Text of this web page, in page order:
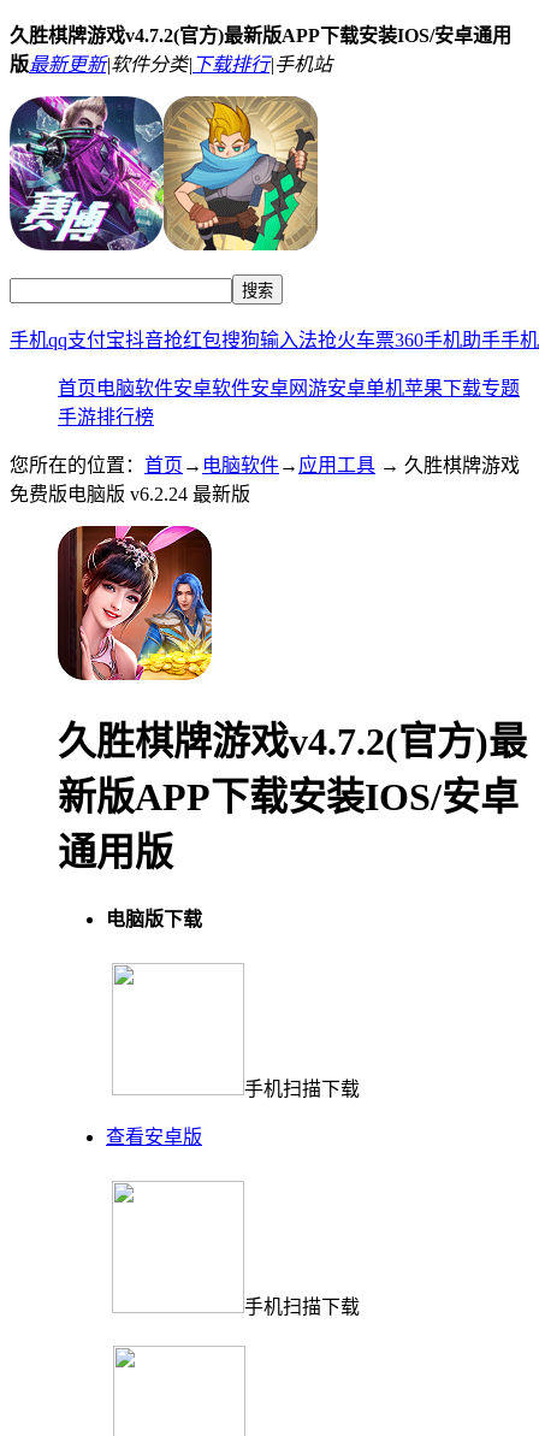
久胜棋牌游戏v4.7.2(官方)最新版APP下载安装IOS/安卓通用
版最新更新|软件分类| 下载排行|手机站
手机qq支付宝抖音抢红包搜狗输入法抢火车票360手机助手手
首页电脑软件安卓软件安卓网游安卓单机苹果下载专题
手游排行榜
您所在的位置： 首页 → 电脑软件→ 应用工具 → 久胜棋牌游戏
免费版电脑版 v6.2.24 最新版
久胜棋牌游戏v4.7.2(官方)最
新版APP下载安装IOS/安卓
通用版
电脑版下载
手机扫描下载
查看安卓版
手机扫描下载